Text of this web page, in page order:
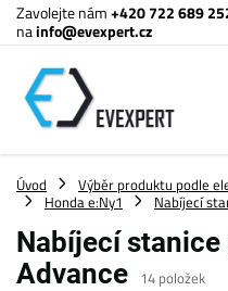
Zavolejte nám+420 722 689
nainfo@evexpert.cz
Úvod Výběr produktu podle
Honda e:Ny1
Nabíjecí
Nabíjecí stanice
Advance 14 položek